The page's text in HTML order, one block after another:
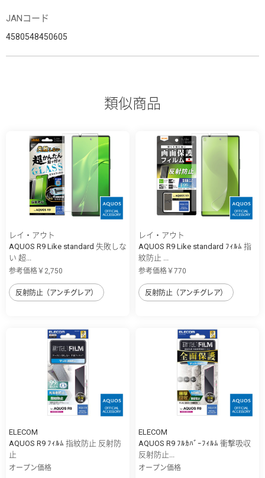
JANコード
4580548450605
類似商品
レイ・アウト
AQUOS R9 Like standard 失敗しな
い 超...
参考価格￥2,750
反射防止（アンチグレア）
レイ・アウト
AQUOS R9 Like standard ﾌｨﾙﾑ 指
紋防止 ...
参考価格￥770
反射防止（アンチグレア）
ELECOM
AQUOS R9 ﾌｨﾙﾑ 指紋防止 反射防
止
オープン価格
ELECOM
AQUOS R9 ﾌﾙｶﾊﾞｰﾌｨﾙﾑ 衝撃吸収
反射防止...
オープン価格